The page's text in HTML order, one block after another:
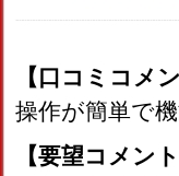
【口コミコメン
操作が簡単で機
【要望コメント